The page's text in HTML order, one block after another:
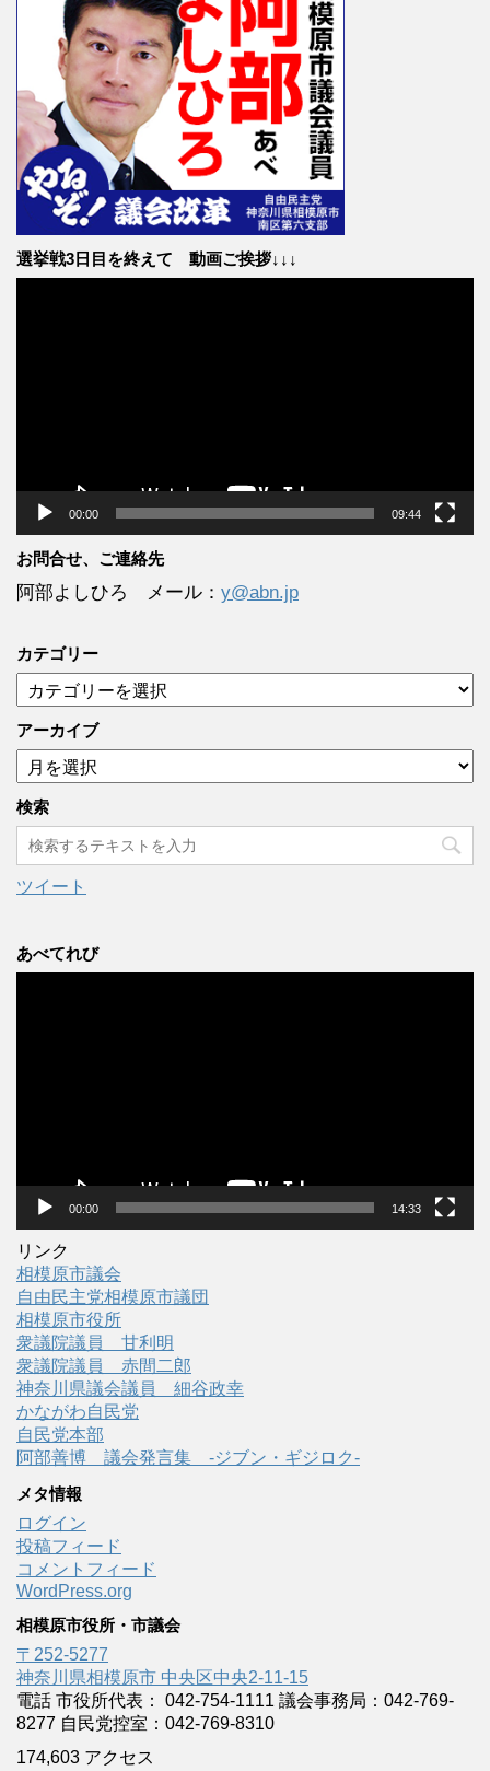
選挙戦3日目を終えて 動画ご挨拶↓↓↓
00:00 09:44
お問合せ、ご連絡先
阿部よしひろ メール： y@abn.jp
カテゴリー
テ
ゴ
リ
ー
アーカイブ
ア
ー
カ
イ
ブ
検索
ツイート
あべてれび
00:00 14:33
リンク
相模原市議会
自由民主党相模原市議団
相模原市役所
衆議院議員 甘利明
衆議院議員 赤間二郎
神奈川県議会議員 細谷政幸
かながわ自民党
自民党本部
阿部善博 議会発言集 -ジブン・ギジロク-
メタ情報
ログイン
投稿フィード
コメントフィード
WordPress.org
相模原市役所・市議会
〒252-5277
神奈川県相模原市 中央区中央2-11-15
電話 市役所代表： 042-754-1111 議会事務局：042-769-
8277 自民党控室：042-769-8310
174,603 アクセス